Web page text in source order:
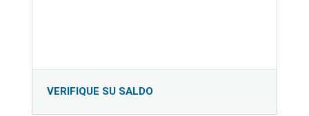
VERIFIQUE SU SALDO